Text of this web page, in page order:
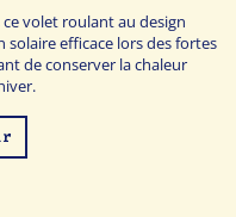
volet roulant au design
efficace lors des fortes
de conserver la chaleur